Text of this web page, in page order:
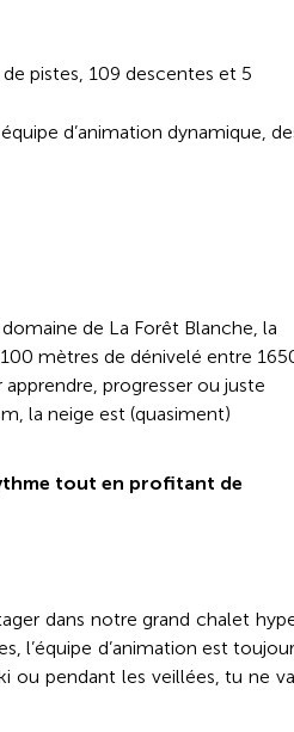
pistes, 109 descentes et 5
d’animation dynamique,
de La Forêt Blanche, la
mètres de dénivelé entre
progresser ou juste
la neige est (quasiment)
tout en profitant de
dans notre grand chalet
l’équipe d’animation est
ou pendant les veillées, tu ne